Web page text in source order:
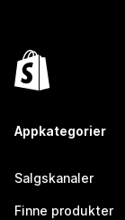
Appkategorier
Salgskanaler
Finne produkter